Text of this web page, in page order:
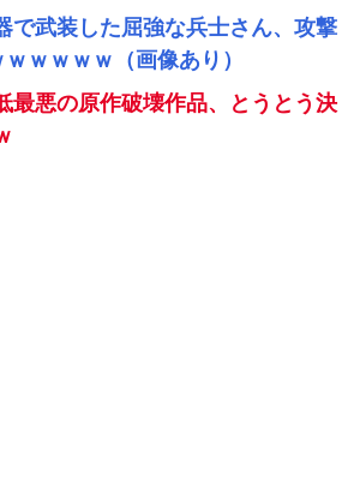
で武装した屈強な兵士さん、攻撃
ｗｗｗｗ（画像あり）
最悪の原作破壊作品、とうとう決